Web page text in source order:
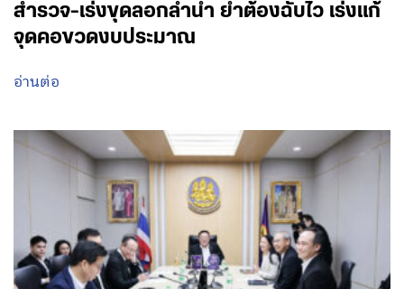
สำรวจ-เร่งขุดลอกลำน้ำ ย้ำต้องฉับไว เร่งแก้
จุดคอขวดงบประมาณ
อ่านต่อ